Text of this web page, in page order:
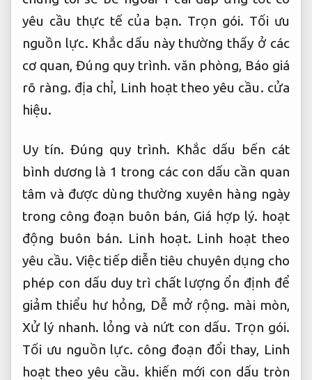
yêu cầu thực tế của bạn. Trọn gói. Tối ưu
nguồn lực. Khắc dấu này thường thấy ở các
cơ quan,Đúng quy trình. văn phòng, Báo giá
rõ ràng. địa chỉ, Linh hoạt theo yêu cầu. cửa
hiệu.
Uy tín. Đúng quy trình. Khắc dấu bến cát
bình dương là 1 trong các con dấu cần quan
tâm và được dùng thường xuyên hàng ngày
trong công đoạn buôn bán, Giá hợp lý. hoạt
động buôn bán. Linh hoạt. Linh hoạt theo
yêu cầu. Việc tiếp diễn tiêu chuyên dụng cho
phép con dấu duy trì chất lượng ổn định để
giảm thiểu hư hỏng, Dễ mở rộng. mài mòn,
Xử lý nhanh. lỏng và nứt con dấu. Trọn gói.
Tối ưu nguồn lực. công đoạn đổi thay, Linh
hoạt theo yêu cầu. khiến mới con dấu tròn